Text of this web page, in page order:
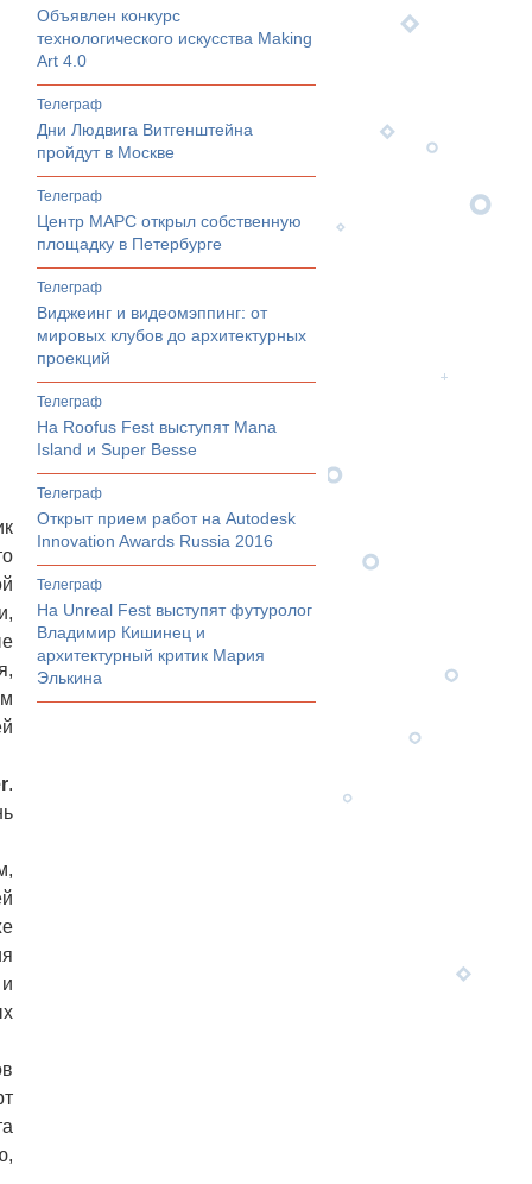
.
Объявлен конкурс
технологического искусства Making
Art 4.0
телеграф
Дни Людвига Витгенштейна
пройдут в Москве
телеграф
Центр МАРС открыл собственную
площадку в Петербурге
телеграф
Виджеинг и видеомэппинг: от
мировых клубов до архитектурных
проекций
телеграф
На Roofus Fest выступят Mana
Island и Super Besse
телеграф
Открыт прием работ на Autodesk
Innovation Awards Russia 2016
телеграф
На Unreal Fest выступят футуролог
Владимир Кишинец и
архитектурный критик Мария
Элькина